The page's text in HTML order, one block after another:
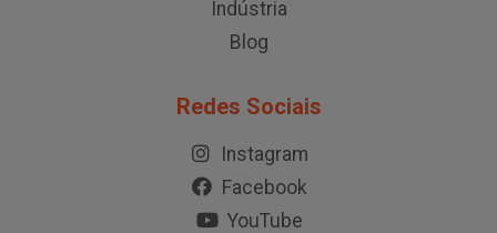
Indústria
Blog
Redes Sociais
Instagram
Facebook
YouTube